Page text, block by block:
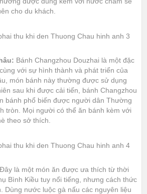
cho du khách.
Bánh Changzhou Douzhai là một đặc
với sự hình thành và phát triển của
món bánh này thường được sử dụng
sau khi được cải tiến, bánh Changzhou
bánh phổ biến được người dân Thường
tròn. Mọi người có thể ăn bánh kèm với
theo sở thích.
Đây là một món ăn được ưa thích từ thời
Bình Kiều tuy nổi tiếng, nhưng cách thức
Dùng nước luộc gà nấu các nguyên liệu